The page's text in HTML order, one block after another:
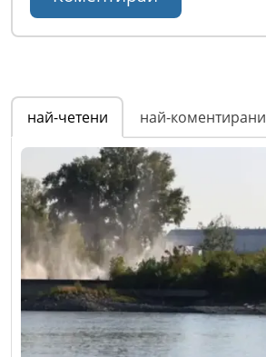
най-четени най-коментирани